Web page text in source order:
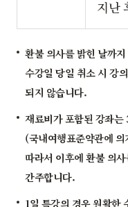
지난
환불 의사를 밝힌 날까
수강일 당일 취소 시 강
되지 않습니다.
재료비가 포함된 강좌
(국내여행표준약관에
따라서 이후에 환불 의
간주합니다.
1일 특강의 경우 원활한